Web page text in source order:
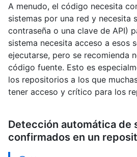
A menudo, el código necesita
sistemas por una red y necesita
contraseña o una clave de API)
sistema necesita acceso a esos
ejecutarse, pero se recomienda
código fuente. Esto es
los repositorios a los que
tener acceso y crítico para los
Detección automática de
confirmados en un